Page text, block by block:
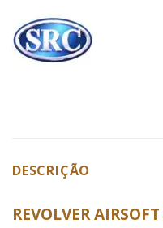
DESCRIÇÃO
REVOLVER